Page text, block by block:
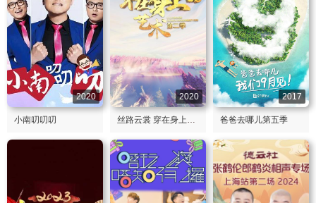
2020
小南叨叨叨
2020
丝路云裳 穿在身上的艺术第二季
2017
爸爸去哪儿第五季